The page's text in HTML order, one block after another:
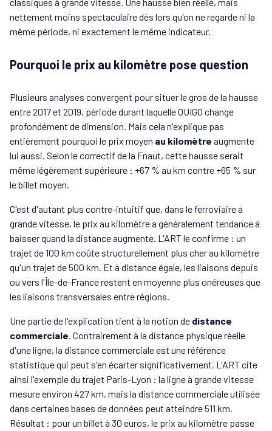
classiques à grande vitesse. Une hausse bien réelle, mais
nettement moins spectaculaire dès lors qu'on ne regarde ni la
même période, ni exactement le même indicateur.
Pourquoi le prix au kilomètre pose question
Plusieurs analyses convergent pour situer le gros de la hausse
entre 2017 et 2019, période durant laquelle OUIGO change
profondément de dimension. Mais cela n'explique pas
entièrement pourquoi le prix moyen au kilomètre augmente
lui aussi. Selon le correctif de la Fnaut, cette hausse serait
même légèrement supérieure : +67 % au km contre +65 % sur
le billet moyen.
C'est d'autant plus contre-intuitif que, dans le ferroviaire à
grande vitesse, le prix au kilomètre a généralement tendance à
baisser quand la distance augmente. L'ART le confirme : un
trajet de 100 km coûte structurellement plus cher au kilomètre
qu'un trajet de 500 km. Et à distance égale, les liaisons depuis
ou vers l'Île-de-France restent en moyenne plus onéreuses que
les liaisons transversales entre régions.
Une partie de l'explication tient à la notion de distance
commerciale. Contrairement à la distance physique réelle
d'une ligne, la distance commerciale est une référence
statistique qui peut s'en écarter significativement. L'ART cite
ainsi l'exemple du trajet Paris-Lyon : la ligne à grande vitesse
mesure environ 427 km, mais la distance commerciale utilisée
dans certaines bases de données peut atteindre 511 km.
Résultat : pour un billet à 30 euros, le prix au kilomètre passe